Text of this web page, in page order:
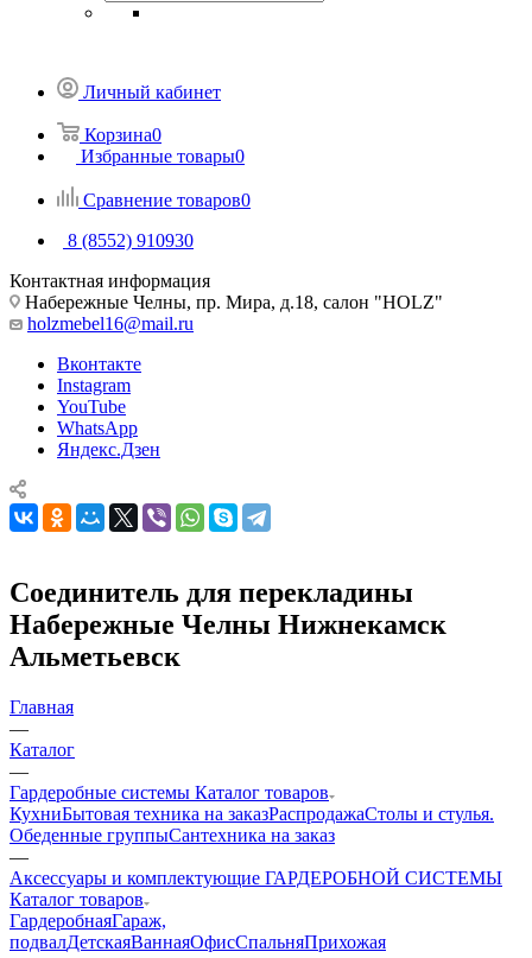
Личный кабинет
Корзина0
Избранные товары0
Сравнение товаров0
8 (8552) 910930
Контактная информация
Набережные Челны, пр. Мира, д.18, салон "HOLZ"
holzmebel16@mail.ru
Вконтакте
Instagram
YouTube
WhatsApp
Яндекс.Дзен
Соединитель для перекладины
Набережные Челны Нижнекамск
Альметьевск
Главная
—
Каталог
—
Гардеробные системы Каталог товаров
КухниБытовая техника на заказРаспродажаСтолы и стулья.
Обеденные группыСантехника на заказ
—
Аксессуары и комплектующие ГАРДЕРОБНОЙ СИСТЕМЫ
Каталог товаров
ГардеробнаяГараж,
подвалДетскаяВаннаяОфисСпальняПрихожая